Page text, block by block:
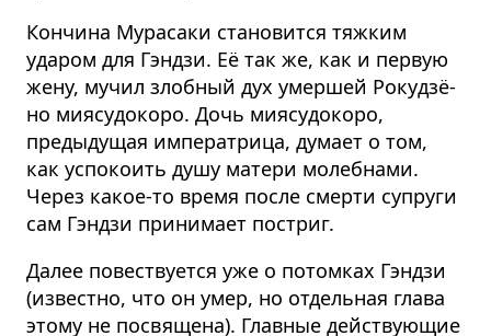
Кончина Мурасаки становится тяжким
ударом для Гэндзи. Её так же, как и первую
жену, мучил злобный дух умершей Рокудзё-
но миясудокоро. Дочь миясудокоро,
предыдущая императрица, думает о том,
как успокоить душу матери молебнами.
Через какое-то время после смерти супруги
сам Гэндзи принимает постриг.
Далее повествуется уже о потомках Гэндзи
(известно, что он умер, но отдельная глава
этому не посвящена). Главные действующие